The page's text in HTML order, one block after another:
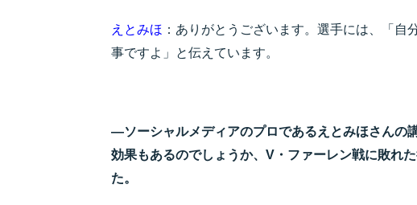
えとみほ ：ありがとうございます。選手には、「
事ですよ」と伝えています。
―ソーシャルメディアのプロであるえとみほさんの
効果もあるのでしょうか、V・ファーレン戦に敗れ
た。